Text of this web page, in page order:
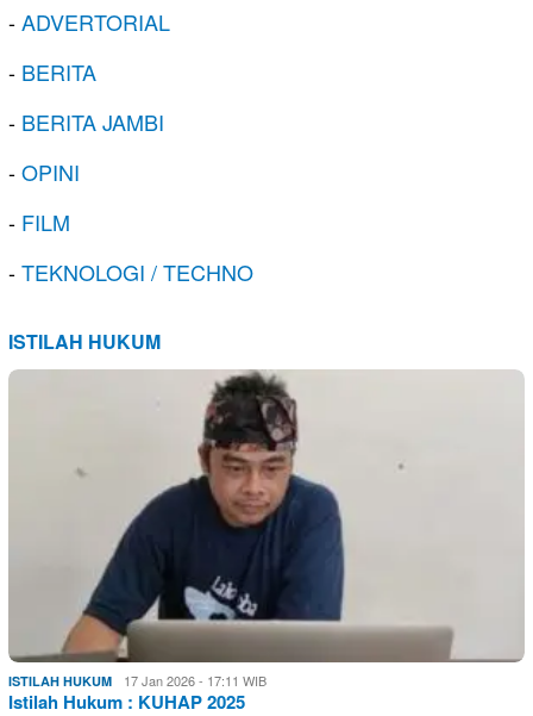
-ADVERTORIAL
- BERITA
- BERITA JAMBI
-OPINI
- FILM
-TEKNOLOGI / TECHNO
ISTILAH HUKUM
ISTILAH HUKUM 17 Jan 2026 - 17:11 WIB
Istilah Hukum : KUHAP 2025